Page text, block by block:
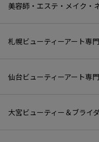
美容師・エステ・メイク・
札幌ビューティーアート専
仙台ビューティーアート専
大宮ビューティー＆ブライ